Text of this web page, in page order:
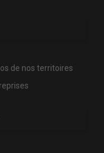
de nos territoires